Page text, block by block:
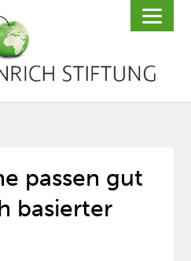
passen gut
basierter